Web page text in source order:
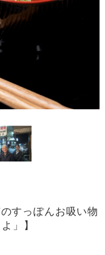
すっぽんお吸い物
」】